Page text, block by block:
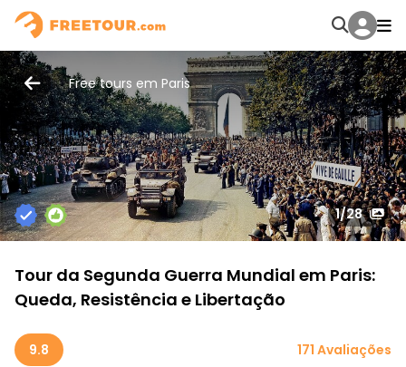
Free tours em Paris
1/28
Tour da Segunda Guerra Mundial em Paris:
Queda, Resistência e Libertação
9.8 171 Avaliações